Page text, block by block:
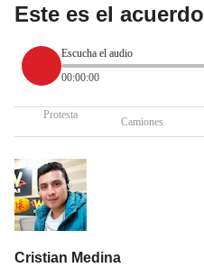
Este es el acuerdo
Escucha el audio
00:00:00
Protesta
Camiones
Cristian Medina